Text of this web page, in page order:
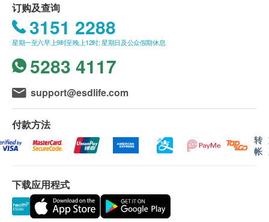
订购及查询
3151 2288
星期一至六早上9时至晚上12时; 星期日及公众假期休息
5283 4117
support@esdlife.com
付款方法
转
帐
下载应用程式